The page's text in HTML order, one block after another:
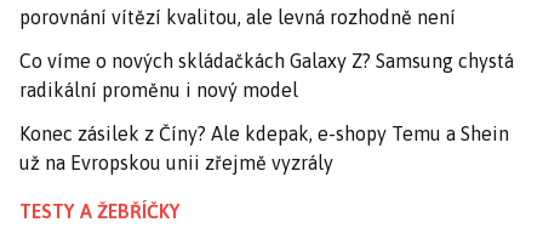
porovnání vítězí kvalitou, ale levná rozhodně není
Co víme o nových skládačkách Galaxy Z? Samsung chystá
radikální proměnu i nový model
Konec zásilek z Číny? Ale kdepak, e-shopy Temu a Shein
už na Evropskou unii zřejmě vyzrály
TESTY A ŽEBŘÍČKY